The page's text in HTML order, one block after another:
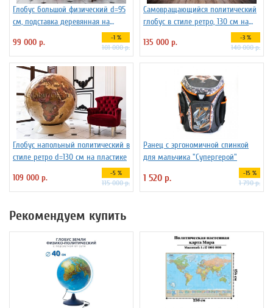
Глобус большой физический d=95
см, подставка деревянная на
99 000 р. -1 %
101 000 р.
Самовращающийся политический
глобус в стиле ретро, 130 см на
135 000 р. -3 %
140 000 р.
Глобус напольный политический в
стиле ретро d=130 см на пластике
109 000 р.
-5 %
115 000 р.
Ранец с эргономичной спинкой
для мальчика "Супергерой"
1 520 р. -15 %
1 790 р.
Рекомендуем купить